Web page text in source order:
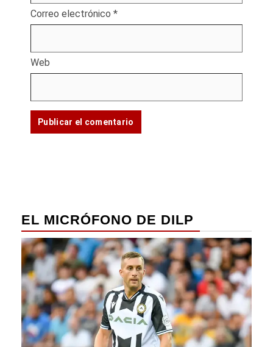
Correo electrónico *
Web
EL MICRÓFONO DE DILP